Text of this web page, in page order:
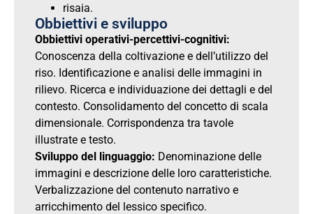
risaia.
Obbiettivi e sviluppo
Obbiettivi operativi-percettivi-cognitivi:
Conoscenza della coltivazione e dell’utilizzo del
riso. Identificazione e analisi delle immagini in
rilievo. Ricerca e individuazione dei dettagli e del
contesto. Consolidamento del concetto di scala
dimensionale. Corrispondenza tra tavole
illustrate e testo.
Sviluppo del linguaggio: Denominazione delle
immagini e descrizione delle loro caratteristiche.
Verbalizzazione del contenuto narrativo e
arricchimento del lessico specifico.